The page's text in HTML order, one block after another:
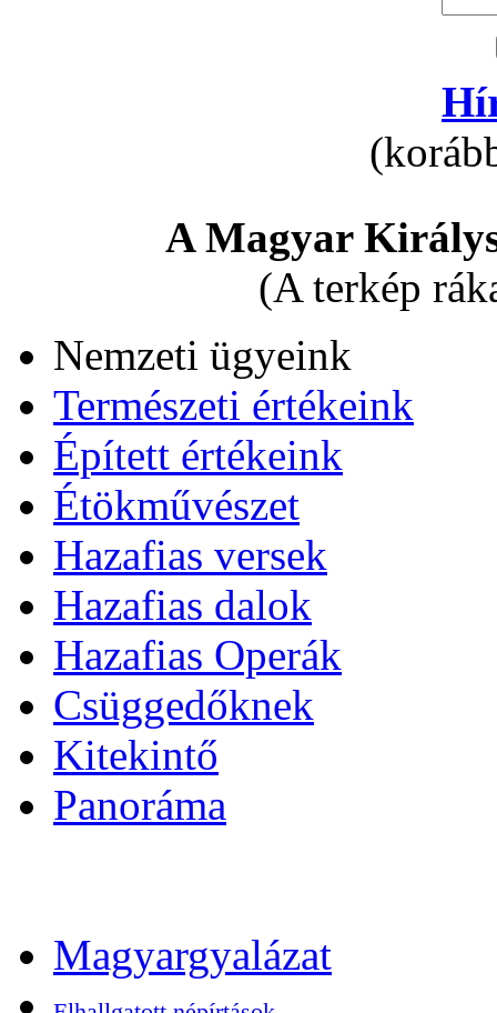
A Magyar
(A terkép
Nemzeti ügyeink
Természeti értékeink
Épített értékeink
Étökművészet
Hazafias versek
Hazafias dalok
Hazafias Operák
Csüggedőknek
Kitekintő
Panoráma
Magyargyalázat